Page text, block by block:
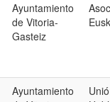
Ayuntamiento
de Vitoria-
Gasteiz
Ayuntamiento